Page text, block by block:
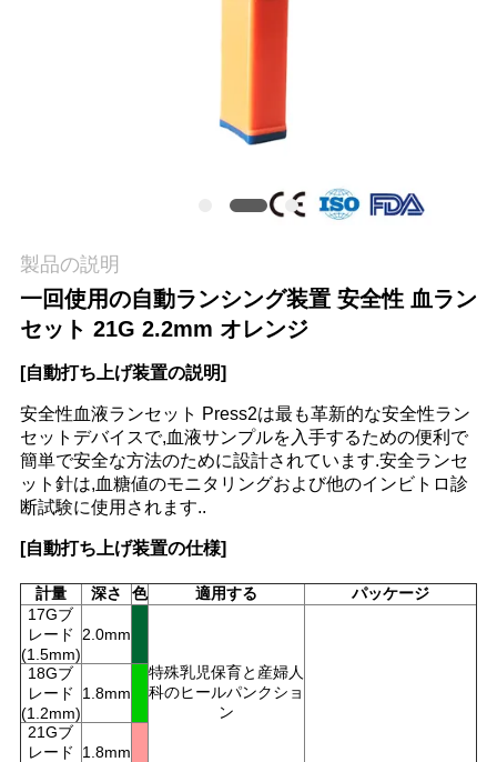
私
達
に
連
絡
し
な
さ
い
ニ
製品の説明
一回使用の自動ランシング装置 安全性 血ラン
セット 21G 2.2mm オレンジ
[自動打ち上げ装置の説明]
安全性血液ランセット Press2は最も革新的な安全性ラン
セットデバイスで,血液サンプルを入手するための便利で
簡単で安全な方法のために設計されています.安全ランセ
ット針は,血糖値のモニタリングおよび他のインビトロ診
断試験に使用されます..
[自動打ち上げ装置の仕様]
計量 深さ 色 適用する
パッケージ
17Gブ
レード
(1.5mm)
2.0mm
特殊乳児保育と産婦人
科のヒールパンクショ
ン
18Gブ
レード
(1.2mm)
1.8mm
21Gブ
レード
1.8mm